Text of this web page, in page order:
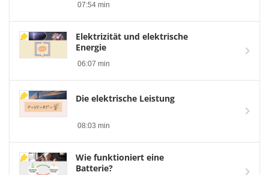
07:54 min
Elektrizität und elektrische
Energie
06:07 min
Die elektrische Leistung
08:03 min
Wie funktioniert eine
Batterie?